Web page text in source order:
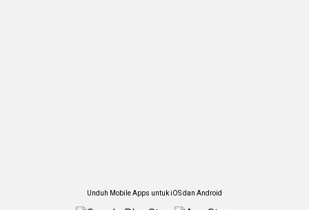
Unduh Mobile Apps untuk iOS dan Android